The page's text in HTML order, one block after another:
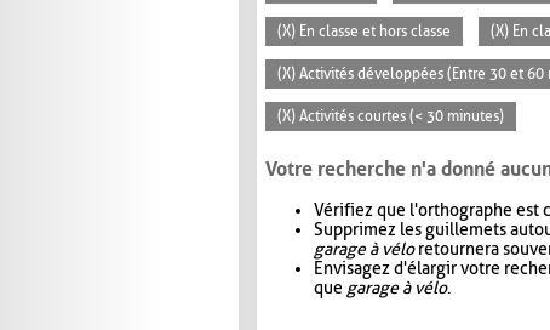
(X) En classe et hors classe (X) En
(X) Activités développées (Entre 30 et 60
(X) Activités courtes (< 30 minutes)
Votre recherche n'a donné
Vérifiez que l'orthographe est
Supprimez les guillemets
garage à véloretournera
Envisagez d'élargir votre
que garage à vélo.